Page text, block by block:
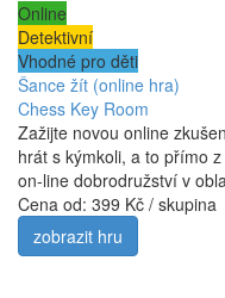
Online
Detektivní
Vhodné pro děti
Šance žít (online hra)
Chess Key Room
Zažijte novou online
hrát s kýmkoli, a to přímo
on-line dobrodružství v
Cena od: 399 Kč / skupina
zobrazit hru